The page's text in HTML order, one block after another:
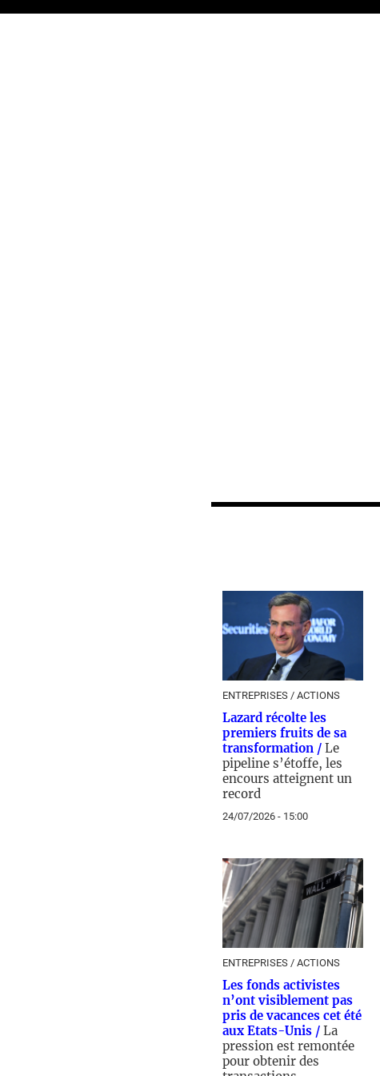
ENTREPRISES / ACTIONS
Lazard récolte les
premiers fruits de sa
transformation / Le
pipeline s’étoffe, les
encours atteignent un
record
24/07/2026 - 15:00
ENTREPRISES / ACTIONS
Les fonds activistes
n’ont visiblement pas
pris de vacances cet été
aux Etats-Unis / La
pression est remontée
pour obtenir des